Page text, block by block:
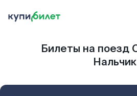
Билеты на поезд
Нальчик